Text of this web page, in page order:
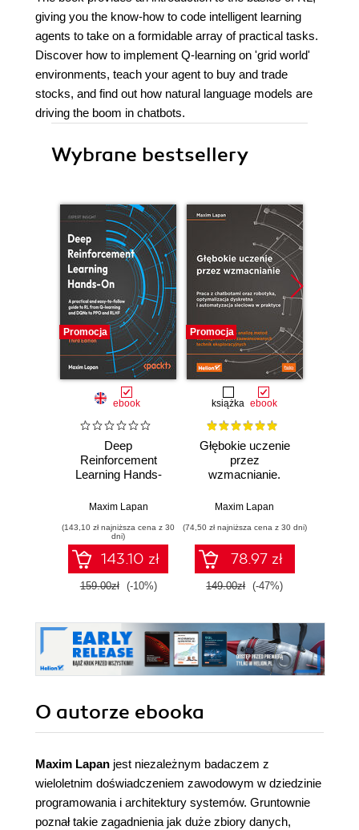
giving you the know-how to code intelligent learning
agents to take on a formidable array of practical tasks.
Discover how to implement Q-learning on 'grid world'
environments, teach your agent to buy and trade
stocks, and find out how natural language models are
driving the boom in chatbots.
Wybrane bestsellery
Promocja
ebook
Deep
Reinforcement
Learning Hands-
easy-to-follow
Q-learning and
DQNs to PPO and
RLHF - Third
Edition
Maxim Lapan
(143,10 zł najniższa cena z 30
dni)
143.10 zł
159.00zł (-10%)
Promocja
książka ebook
Głębokie uczenie
przez
wzmacnianie.
oraz robotyka,
dyskretna i
automatyzacja
sieciowa w
praktyce. Wydanie
II
Maxim Lapan
(74,50 zł najniższa cena z 30 dni)
78.97 zł
149.00zł (-47%)
O autorze ebooka
Maxim Lapan jest niezależnym badaczem z
wieloletnim doświadczeniem zawodowym w dziedzinie
programowania i architektury systemów. Gruntownie
poznał takie zagadnienia jak duże zbiory danych,